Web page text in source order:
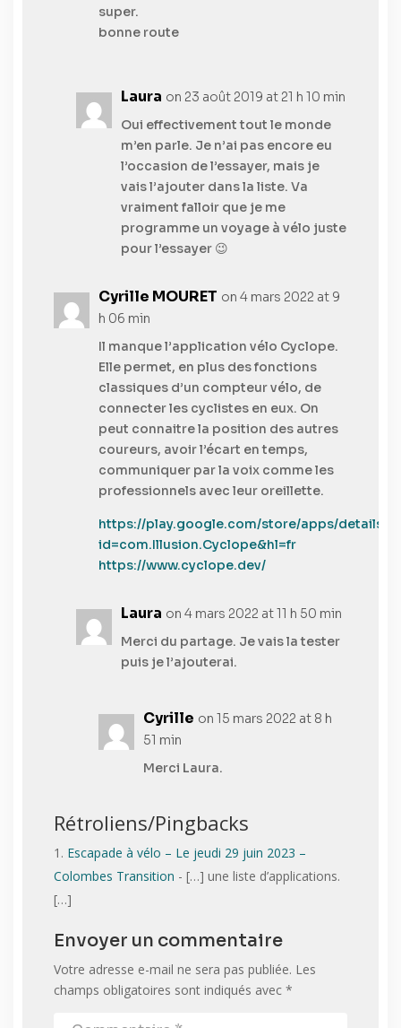
super.
bonne route
Laura on 23 août 2019 at 21 h 10 min
Oui effectivement tout le monde
m’en parle. Je n’ai pas encore eu
l’occasion de l’essayer, mais je
vais l’ajouter dans la liste. Va
vraiment falloir que je me
programme un voyage à vélo juste
pour l’essayer 😉
Cyrille MOURET on 4 mars 2022 at 9
h 06 min
Il manque l’application vélo Cyclope.
Elle permet, en plus des fonctions
classiques d’un compteur vélo, de
connecter les cyclistes en eux. On
peut connaitre la position des autres
coureurs, avoir l’écart en temps,
communiquer par la voix comme les
professionnels avec leur oreillette.
https://play.google.com/store/apps/details?
id=com.Illusion.Cyclope&hl=fr
https://www.cyclope.dev/
Laura on 4 mars 2022 at 11 h 50 min
Merci du partage. Je vais la tester
puis je l’ajouterai.
Cyrille on 15 mars 2022 at 8 h
51 min
Merci Laura.
Rétroliens/Pingbacks
Escapade à vélo – Le jeudi 29 juin 2023 –
Colombes Transition - […] une liste d’applications.
[…]
Envoyer un commentaire
Votre adresse e-mail ne sera pas publiée. Les
champs obligatoires sont indiqués avec *